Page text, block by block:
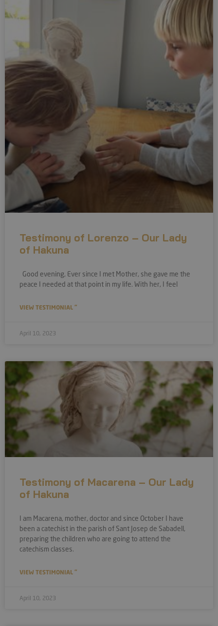
Testimony of Lorenzo – Our Lady
of Hakuna
Good evening, Ever since I met Mother, she gave me the
peace I needed at that point in my life. With her, I feel
VIEW TESTIMONIAL "
April 10, 2023
Testimony of Macarena – Our Lady
of Hakuna
I am Macarena, mother, doctor and since October I have
been a catechist in the parish of Sant Josep de Sabadell,
preparing the children who are going to attend the
catechism classes.
VIEW TESTIMONIAL "
April 10, 2023